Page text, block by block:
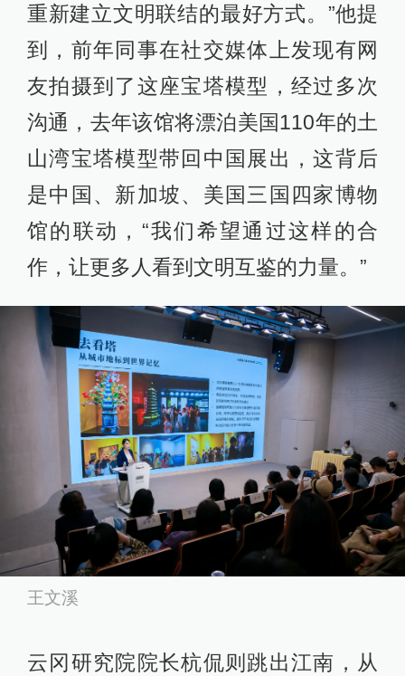
重新建立文明联结的最好方式。”他提
到，前年同事在社交媒体上发现有网
友拍摄到了这座宝塔模型，经过多次
沟通，去年该馆将漂泊美国110年的土
山湾宝塔模型带回中国展出，这背后
是中国、新加坡、美国三国四家博物
馆的联动，“我们希望通过这样的合
作，让更多人看到文明互鉴的力量。”
王文溪
云冈研究院院长杭侃则跳出江南，从